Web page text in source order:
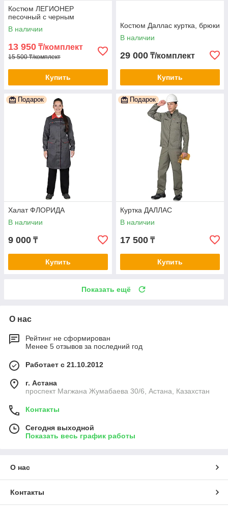
Костюм ЛЕГИОНЕР
песочный с черным
В наличии
13 950 ₸/комплект
15 500 ₸/комплект
Купить
Костюм Даллас куртка, брюки
В наличии
29 000 ₸/комплект
Купить
Подарок
Халат ФЛОРИДА
В наличии
9 000 ₸
Купить
Подарок
Куртка ДАЛЛАС
В наличии
17 500 ₸
Купить
Показать ещё
О нас
Рейтинг не сформирован
Менее 5 отзывов за последний год
Работает с 21.10.2012
г. Астана
проспект Магжана Жумабаева 30/6, Астана, Казахстан
Контакты
Сегодня выходной
Показать весь график работы
О нас
Контакты